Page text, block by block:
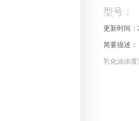
型号：
更新时间
简要描述：
乳化油浓